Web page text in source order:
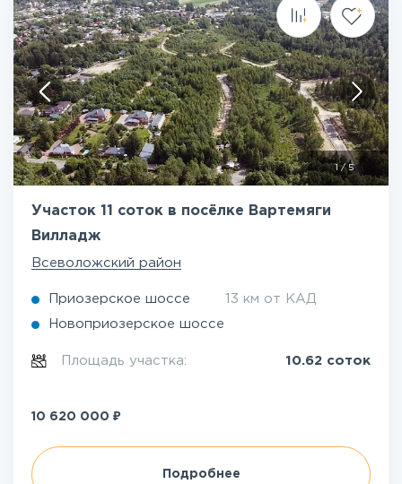
1 /5
Участок 11 соток в посёлке Вартемяги
Вилладж
Всеволожский район
Приозерское шоссе 13 км от КАД
Новоприозерское шоссе
Площадь участка: 10.62 соток
10 620 000 ₽
Подробнее